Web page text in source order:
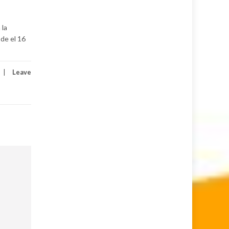
el 16
Leave